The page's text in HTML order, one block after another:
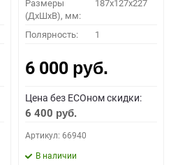
Размеры
(ДхШхВ), мм:
187x127x227
Полярность: 1
6 000 руб.
Цена без ECOном скидки:
6 400 руб.
Артикул: 66940
В наличии